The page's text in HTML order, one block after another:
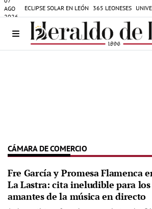
AGO
2026
ECLIPSE SOLAR EN LEÓN 365 LEONESES
CÁMARA DE COMERCIO
Fre García y Promesa Flamenca
La Lastra: cita ineludible para los
amantes de la música en directo